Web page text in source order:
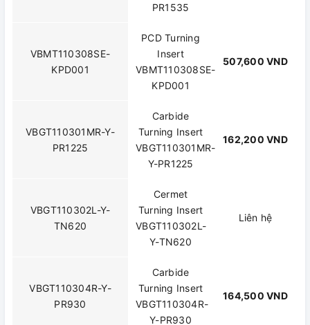
PR1535
VBMT110308SE-
KPD001
PCD Turning
Insert
VBMT110308SE-
KPD001
507,600 VND
VBGT110301MR-Y-
PR1225
Carbide
Turning Insert
VBGT110301MR-
Y-PR1225
162,200 VND
VBGT110302L-Y-
TN620
Cermet
Turning Insert
VBGT110302L-
Y-TN620
Liên hệ
VBGT110304R-Y-
PR930
Carbide
Turning Insert
VBGT110304R-
Y-PR930
164,500 VND